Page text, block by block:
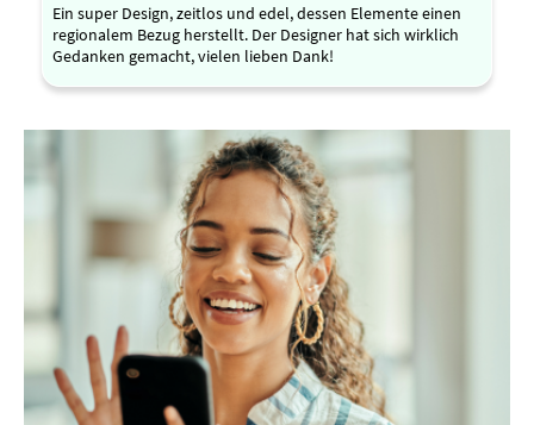
Ein super Design, zeitlos und edel, dessen Elemente einen
regionalem Bezug herstellt. Der Designer hat sich wirklich
Gedanken gemacht, vielen lieben Dank!